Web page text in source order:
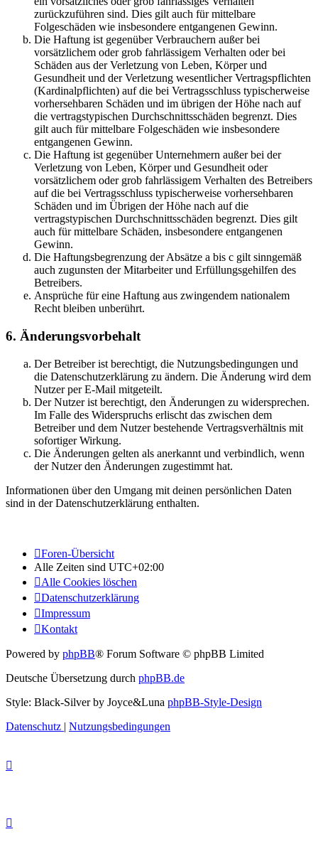
zurückzuführen sind. Dies gilt auch für mittelbare
Folgeschäden wie insbesondere entgangenen Gewinn.
Die Haftung ist gegenüber Verbrauchern außer bei
vorsätzlichem oder grob fahrlässigem Verhalten oder bei
Schäden aus der Verletzung von Leben, Körper und
Gesundheit und der Verletzung wesentlicher Vertragspflichten
(Kardinalpflichten) auf die bei Vertragsschluss typischerweise
vorhersehbaren Schäden und im übrigen der Höhe nach auf
die vertragstypischen Durchschnittsschäden begrenzt. Dies
gilt auch für mittelbare Folgeschäden wie insbesondere
entgangenen Gewinn.
Die Haftung ist gegenüber Unternehmern außer bei der
Verletzung von Leben, Körper und Gesundheit oder
vorsätzlichem oder grob fahrlässigem Verhalten des Betreibers
auf die bei Vertragsschluss typischerweise vorhersehbaren
Schäden und im Übrigen der Höhe nach auf die
vertragstypischen Durchschnittsschäden begrenzt. Dies gilt
auch für mittelbare Schäden, insbesondere entgangenen
Gewinn.
Die Haftungsbegrenzung der Absätze a bis c gilt sinngemäß
auch zugunsten der Mitarbeiter und Erfüllungsgehilfen des
Betreibers.
Ansprüche für eine Haftung aus zwingendem nationalem
Recht bleiben unberührt.
6. Änderungsvorbehalt
Der Betreiber ist berechtigt, die Nutzungsbedingungen und
die Datenschutzerklärung zu ändern. Die Änderung wird dem
Nutzer per E-Mail mitgeteilt.
Der Nutzer ist berechtigt, den Änderungen zu widersprechen.
Im Falle des Widerspruchs erlischt das zwischen dem
Betreiber und dem Nutzer bestehende Vertragsverhältnis mit
sofortiger Wirkung.
Die Änderungen gelten als anerkannt und verbindlich, wenn
der Nutzer den Änderungen zugestimmt hat.
Informationen über den Umgang mit deinen persönlichen Daten
sind in der Datenschutzerklärung enthalten.
Foren-Übersicht
Alle Zeiten sind UTC+02:00
Alle Cookies löschen
Datenschutzerklärung
Impressum
Kontakt
Powered by phpBB® Forum Software © phpBB Limited
Deutsche Übersetzung durch phpBB.de
Style: Black-Silver by Joyce&Luna phpBB-Style-Design
Datenschutz | Nutzungsbedingungen